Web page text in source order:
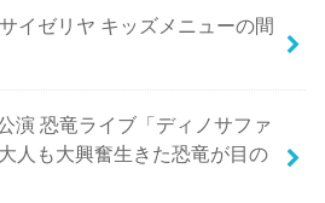
イゼリヤ キッズメニューの間
演 恐竜ライブ「ディノサファ
人も大興奮生きた恐竜が目の